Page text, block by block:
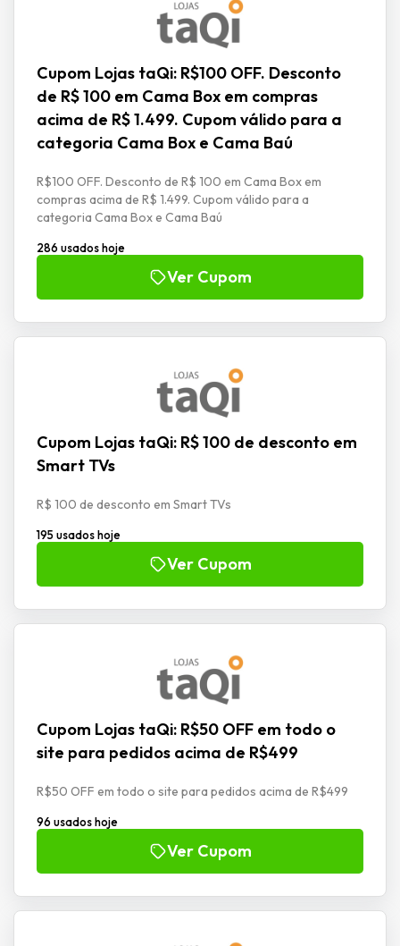
Cupom Lojas taQi: R$100 OFF. Desconto
de R$ 100 em Cama Box em compras
acima de R$ 1.499. Cupom válido para a
categoria Cama Box e Cama Baú
R$100 OFF. Desconto de R$ 100 em Cama Box em
compras acima de R$ 1.499. Cupom válido para a
categoria Cama Box e Cama Baú
286 usados hoje
Ver Cupom
Cupom Lojas taQi: R$ 100 de desconto em
Smart TVs
R$ 100 de desconto em Smart TVs
195 usados hoje
Ver Cupom
Cupom Lojas taQi: R$50 OFF em todo o
site para pedidos acima de R$499
R$50 OFF em todo o site para pedidos acima de R$499
96 usados hoje
Ver Cupom